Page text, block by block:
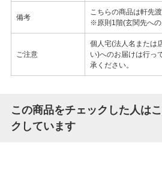
備考
こちらの商品は軒先
※原則1階(玄関先への
ご注意
個人宅(法人名または
い)へのお届けは行っ
承ください。
この商品をチェックした人は
クしています